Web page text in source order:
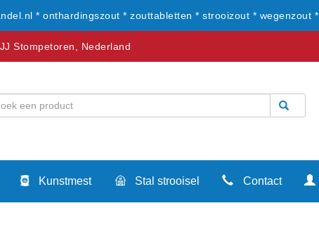
* onthardingszout * zouttabletten * strooizout * wegenzout *
Stompetoren, Nederland
Kunstmest Stal strooisel Contact